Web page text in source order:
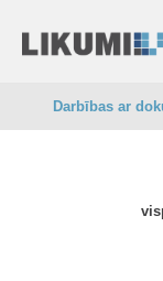
Darbības ar